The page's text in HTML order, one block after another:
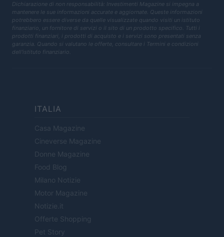
Dichiarazione di non responsabilità: Investimenti Magazine si impegna a
mantenere le sue informazioni accurate e aggiornate. Queste informazioni
potrebbero essere diverse da quelle visualizzate quando visiti un istituto
finanziario, un fornitore di servizi o il sito di un prodotto specifico. Tutti i
prodotti finanziari, i prodotti di acquisto e i servizi sono presentati senza
garanzia. Quando si valutano le offerte, consultare i Termini e condizioni
dell'istituto finanziario.
ITALIA
Casa Magazine
Cineverse Magazine
Donne Magazine
Food Blog
Milano Notizie
Motor Magazine
Notizie.it
Offerte Shopping
Pet Story